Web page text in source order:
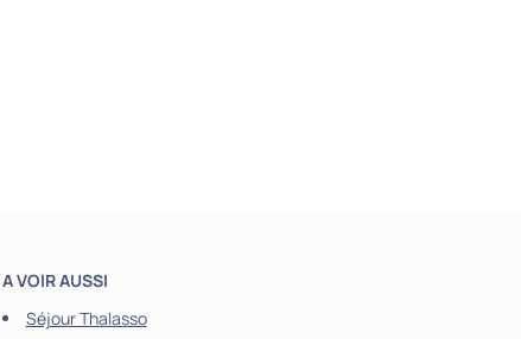
A VOIR AUSSI
Séjour Thalasso